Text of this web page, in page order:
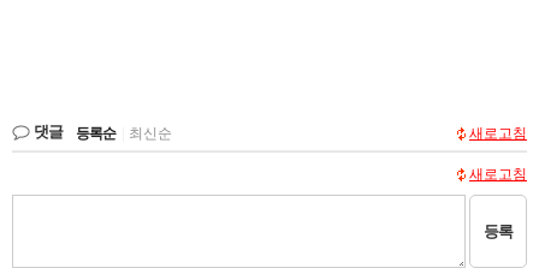
댓글 등록순 최신순 새로고침
새로고침
등록